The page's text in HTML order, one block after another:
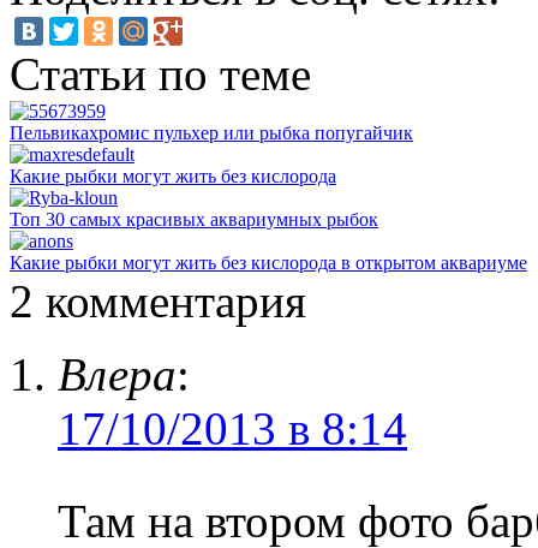
Статьи по теме
Пельвикахромис пульхер или рыбка попугайчик
Какие рыбки могут жить без кислорода
Топ 30 самых красивых аквариумных рыбок
Какие рыбки могут жить без кислорода в открытом аквариуме
2 комментария
Влера:
17/10/2013 в 8:14
Там на втором фото